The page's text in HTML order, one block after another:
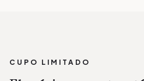
CUPO LIMITADO